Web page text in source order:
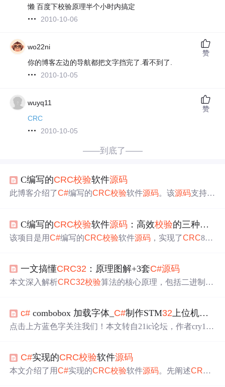
懒 百度下校验原理半个小时内搞定
2010-10-06
wo22ni
你的博客左边的导航都把文字挡完了.看不到了.
2010-10-05
赞
wuyq11
CRC
2010-10-05
赞
——到底了——
C编写的CRC校验软件源码
此博客介绍了C#编写的CRC校验软件源码。该源码支持C
将代码文件添加到C#项目，调用相应方法即可，需确保开
发环境支持C#，且源码仅供学习研究。
C编写的CRC校验软件源码 ：高效校验的三种CRC
该项目是用C#编写的CRC校验软件源码 ，实现了CRC8、
校验和实时监控等场景，具有高效、易用、安全、兼容等
特点，遵循开源精神。
一文搞懂CRC32 ：原理图解+3套C#源码
本文深入解析CRC32校验算法的核心原理，包括二进制多
制，并提供三套符合标准的C#源码 （逐位版、查表版、测
试示例）。重点阐述其在以太网、ZIP/PNG文件、工业通
倍），明确其作为轻量级差错检测算法的定位与适用边
界。
c# combobox 加载字体_ C#制作STM32上位机升级工具（完整教程）
点击上方蓝色字关注我们！本文转自21ic论坛，作者cry110
协议帧头+200字节数据更新包(最后一帧少于等于200字节)
+2字节的CRC校验码。单片机在boot中解析协议，协议解
C#实现的CRC校验软件源码
本文介绍了用C#实现的CRC校验软件源码。先阐述CRC